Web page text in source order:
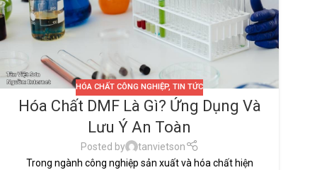
HÓA CHẤT CÔNG NGHIỆP, TIN TỨC
Hóa Chất DMF Là Gì? Ứng Dụng Và
Lưu Ý An Toàn
Posted by
tanvietson
Trong ngành công nghiệp sản xuất và hóa chất hiện